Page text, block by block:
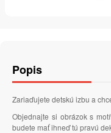
Popis
Zariaďujete detskú izbu a
Objednajte si obrázok s
budete mať ihneď tú pravú